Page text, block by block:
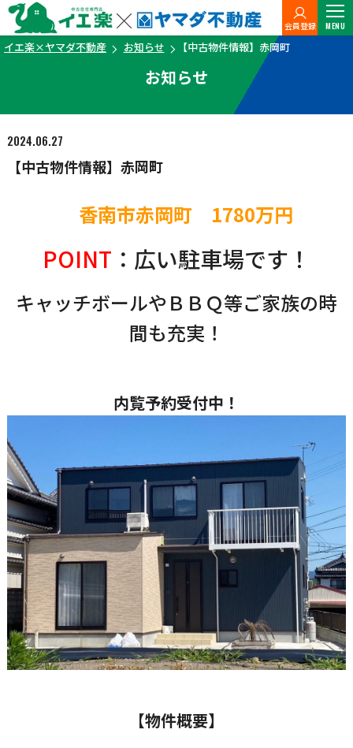
会員登録 MENU
イエ楽×ヤマダ不動産 お知らせ 【中古物件情報】赤岡町
お知らせ
2024.06.27
【中古物件情報】赤岡町
香南市赤岡町 1780万円
POINT ：広い駐車場です！
キャッチボールやＢＢＱ等ご家族の時
間も充実！
内覧予約受付中！
【物件概要】